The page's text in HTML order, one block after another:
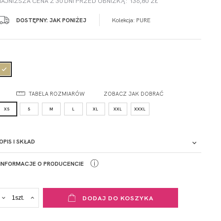
DOSTĘPNY: JAK PONIŻEJ Kolekcja: PURE
TABELA ROZMIARÓW ZOBACZ JAK DOBRAĆ
XS S M L XL XXL XXXL
I SKŁAD
O PRODUCENCIE
ADRES PUNKTU KONTAKTOWEGO
ul. Łowicka 89a
ⓘ
DODAJ DO KOSZYKA